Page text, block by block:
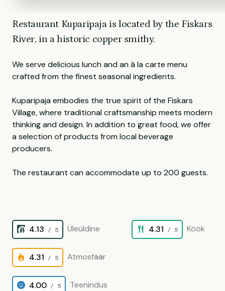
Restaurant Kuparipaja is located by the Fiskars
River, in a historic copper smithy.
We serve delicious lunch and an à la carte menu
crafted from the finest seasonal ingredients.
Kuparipaja embodies the true spirit of the Fiskars
Village, where traditional craftsmanship meets modern
thinking and design. In addition to great food, we offer
a selection of products from local beverage
producers.
The restaurant can accommodate up to 200 guests.
4.13 / 5 Üleüldine 4.31 / 5 Köök
4.31 / 5 Atmosfäär
4.00 / 5 Teenindus